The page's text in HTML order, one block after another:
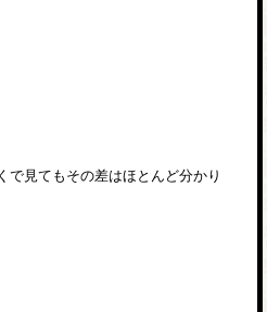
で見てもその差はほとんど分かり